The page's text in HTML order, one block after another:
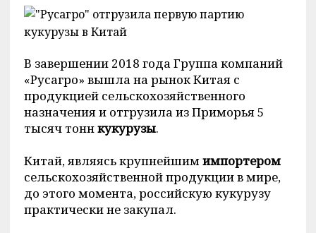
В завершении 2018 года Группа компаний
«Русагро» вышла на рынок Китая с
продукцией сельскохозяйственного
назначения и отгрузила из Приморья 5
тысяч тоннкукурузы.
Китай, являясь крупнейшимимпортером
сельскохозяйственной продукции в мире,
до этого момента, российскую кукурузу
практически не закупал.